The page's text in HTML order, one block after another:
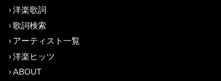
洋楽歌詞
歌詞検索
アーティスト一覧
洋楽ヒッツ
ABOUT